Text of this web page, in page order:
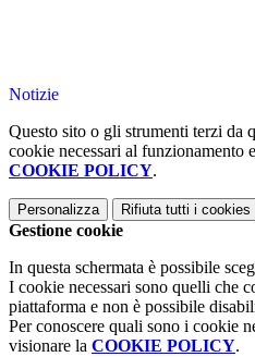
Notizie
Questo sito o gli strumenti terzi da
cookie necessari al
COOKIE POLICY.
Personalizza Rifiuta tutti i cookies
Gestione cookie
In questa schermata è possibile
I cookie necessari sono quelli che
piattaforma e non è possibile
Per conoscere quali sono i cookie
visionare la COOKIE POLICY.